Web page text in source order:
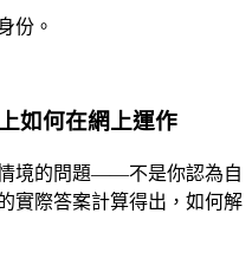
份。
如何在網上運作
境的問題——不是你認為自
實際答案計算得出，如何解